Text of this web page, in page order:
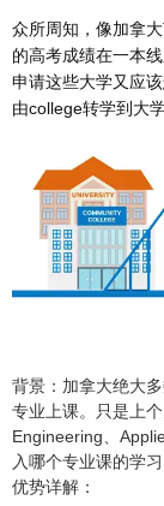
众所周知，像加拿
的高考成绩在一本
申请这些大学又应
由college转学到大
背景：加拿大绝大
专业上课。只是上
Engineering、
入哪个专业课的学习
优势详解：